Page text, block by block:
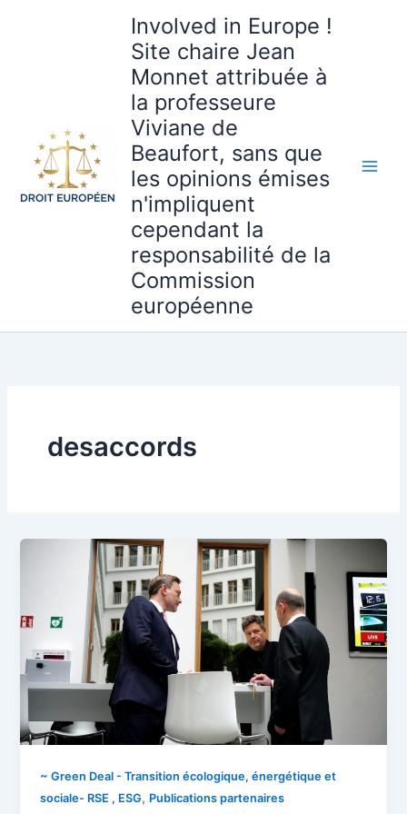
Involved in Europe !
Site chaire Jean
Monnet attribuée à
la professeure
Viviane de
Beaufort, sans que
les opinions émises
n'impliquent
cependant la
responsabilité de la
Commission
européenne
desaccords
~ Green Deal - Transition écologique, énergétique et
sociale- RSE , ESG, Publications partenaires